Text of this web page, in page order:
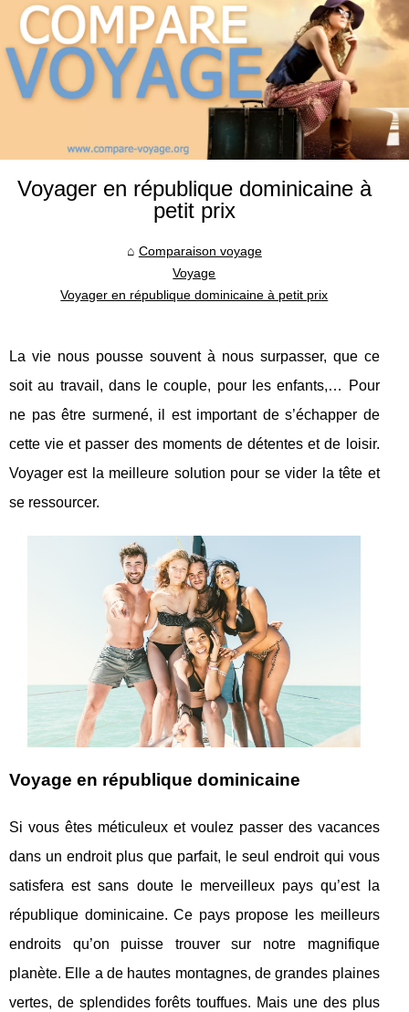
Voyager en république dominicaine à
petit prix
Comparaison voyage
Voyage
Voyager en république dominicaine à petit prix
La vie nous pousse souvent à nous surpasser, que ce
soit au travail, dans le couple, pour les enfants,… Pour
ne pas être surmené, il est important de s’échapper de
cette vie et passer des moments de détentes et de loisir.
Voyager est la meilleure solution pour se vider la tête et
se ressourcer.
Voyage en république dominicaine
Si vous êtes méticuleux et voulez passer des vacances
dans un endroit plus que parfait, le seul endroit qui vous
satisfera est sans doute le merveilleux pays qu’est la
république dominicaine. Ce pays propose les meilleurs
endroits qu’on puisse trouver sur notre magnifique
planète. Elle a de hautes montagnes, de grandes plaines
vertes, de splendides forêts touffues. Mais une des plus